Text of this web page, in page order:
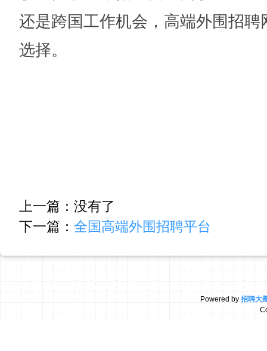
还是跨国工作机会，高端外围招
选择。
上一篇：没有了
下一篇： 全国高端外围招聘平台
Powered by招聘大